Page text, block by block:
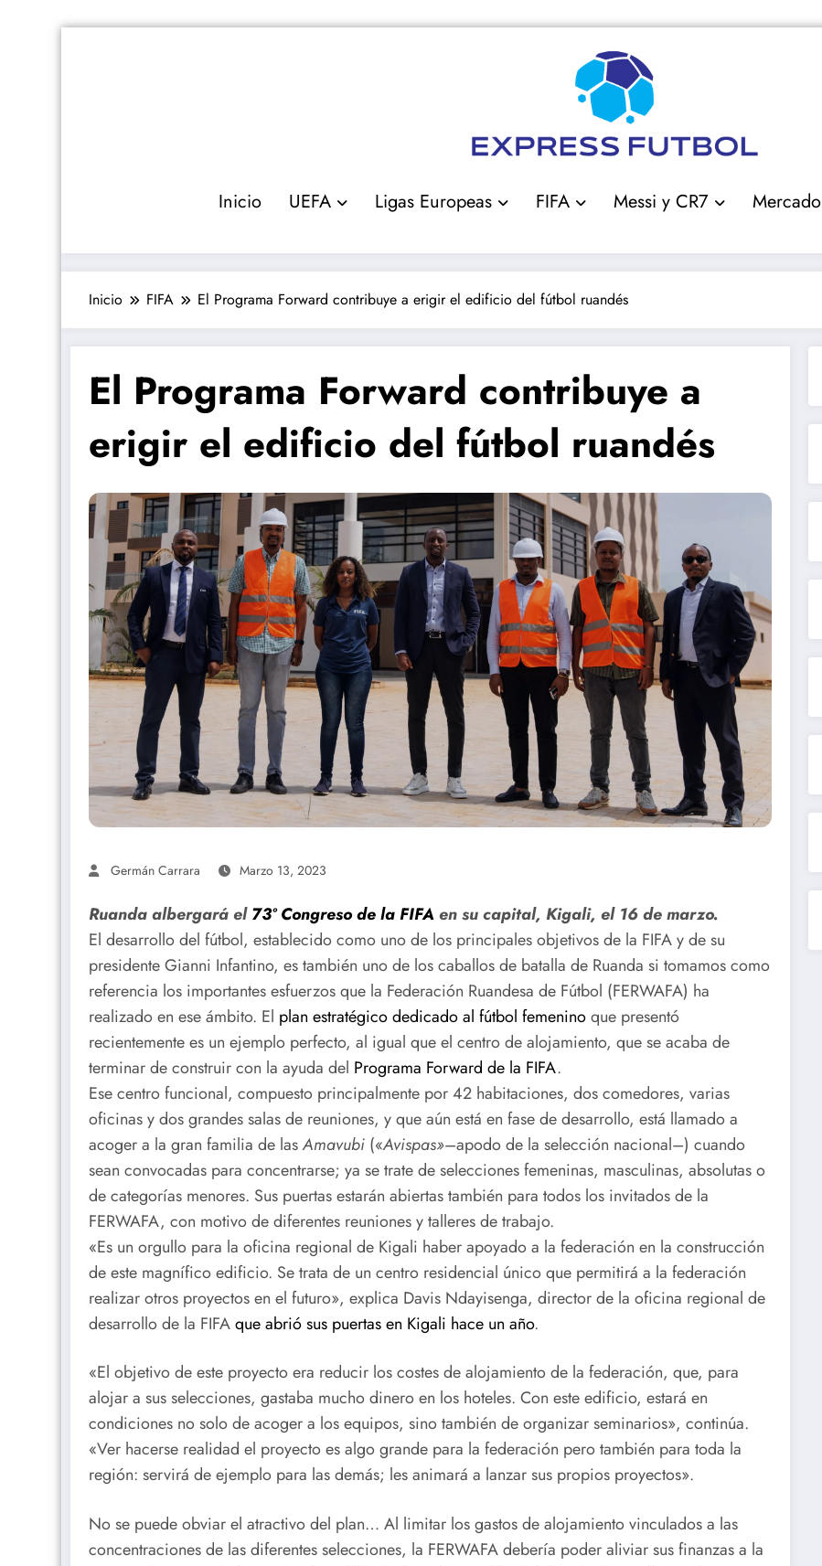
Inicio UEFA Ligas Europeas FIFA Messi y CR7 Mercado
Inicio FIFA El Programa Forward contribuye a erigir el edificio del fútbol ruandés
El Programa Forward contribuye a
erigir el edificio del fútbol ruandés
Germán Carrara Marzo 13, 2023
Ruanda albergará el73º Congreso de la FIFAen su capital, Kigali, el 16 de marzo.
El desarrollo del fútbol, establecido como uno de los principales objetivos de la FIFA y de su
presidente Gianni Infantino, es también uno de los caballos de batalla de Ruanda si tomamos como
referencia los importantes esfuerzos que la Federación Ruandesa de Fútbol (FERWAFA) ha
realizado en ese ámbito. El plan estratégico dedicado al fútbol femeninoque presentó
recientemente es un ejemplo perfecto, al igual que el centro de alojamiento, que se acaba de
terminar de construir con la ayuda del Programa Forward de la FIFA.
Ese centro funcional, compuesto principalmente por 42 habitaciones, dos comedores, varias
oficinas y dos grandes salas de reuniones, y que aún está en fase de desarrollo, está llamado a
acoger a la gran familia de lasAmavubi («Avispas»–apodo de la selección nacional–) cuando
sean convocadas para concentrarse; ya se trate de selecciones femeninas, masculinas, absolutas o
de categorías menores. Sus puertas estarán abiertas también para todos los invitados de la
FERWAFA, con motivo de diferentes reuniones y talleres de trabajo.
«Es un orgullo para la oficina regional de Kigali haber apoyado a la federación en la construcción
de este magnífico edificio. Se trata de un centro residencial único que permitirá a la federación
realizar otros proyectos en el futuro», explica Davis Ndayisenga, director de la oficina regional de
desarrollo de la FIFAque abrió sus puertas en Kigali hace un año.
«El objetivo de este proyecto era reducir los costes de alojamiento de la federación, que, para
alojar a sus selecciones, gastaba mucho dinero en los hoteles. Con este edificio, estará en
condiciones no solo de acoger a los equipos, sino también de organizar seminarios», continúa.
«Ver hacerse realidad el proyecto es algo grande para la federación pero también para toda la
región: servirá de ejemplo para las demás; les animará a lanzar sus propios proyectos».
No se puede obviar el atractivo del plan… Al limitar los gastos de alojamiento vinculados a las
concentraciones de las diferentes selecciones, la FERWAFA debería poder aliviar sus finanzas a la